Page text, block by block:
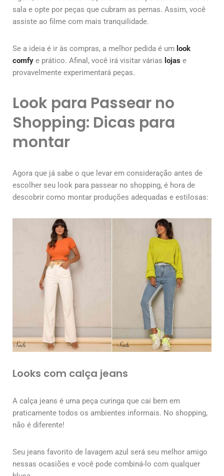
sala e opte por peças que cubram as pernas. Assim, você
assiste ao filme com mais tranquilidade.
Se a ideia é ir às compras, a melhor pedida é um look
comfy e prático. Afinal, você irá visitar várias lojas e
provavelmente experimentará peças.
Look para Passear no
Shopping: Dicas para
montar
Agora que já sabe o que levar em consideração antes de
escolher seu look para passear no shopping, é hora de
descobrir como montar produções adequadas e estilosas:
Looks com calça jeans
A calça jeans é uma peça curinga que cai bem em
praticamente todos os ambientes informais. No shopping,
não é diferente!
Seu jeans favorito de lavagem azul será seu melhor amigo
nessas ocasiões e você pode combiná-lo com qualquer